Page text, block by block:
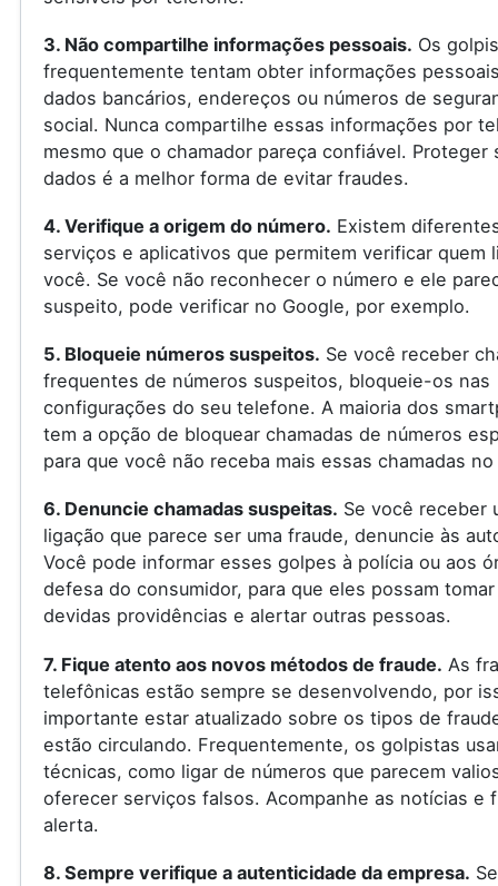
3. Não compartilhe informações pessoais. Os
frequentemente tentam obter informações
dados bancários, endereços ou números de
social. Nunca compartilhe essas informações por
mesmo que o chamador pareça confiável. Proteger
dados é a melhor forma de evitar fraudes.
4. Verifique a origem do número. Existem
serviços e aplicativos que permitem verificar quem
você. Se você não reconhecer o número e ele
suspeito, pode verificar no Google, por exemplo.
5. Bloqueie números suspeitos. Se você receber
frequentes de números suspeitos, bloqueie-os nas
configurações do seu telefone. A maioria dos
tem a opção de bloquear chamadas de números
para que você não receba mais essas chamadas
6. Denuncie chamadas suspeitas. Se você receber
ligação que parece ser uma fraude, denuncie às
Você pode informar esses golpes à polícia ou aos
defesa do consumidor, para que eles possam tomar
devidas providências e alertar outras pessoas.
7. Fique atento aos novos métodos de fraude. As
telefônicas estão sempre se desenvolvendo, por
importante estar atualizado sobre os tipos de
estão circulando. Frequentemente, os golpistas
técnicas, como ligar de números que parecem
oferecer serviços falsos. Acompanhe as notícias e
alerta.
8. Sempre verifique a autenticidade da empresa.